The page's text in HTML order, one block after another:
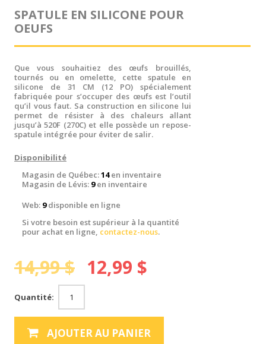
SPATULE EN SILICONE POUR
OEUFS
Que vous souhaitiez des œufs brouillés,
tournés ou en omelette, cette spatule en
silicone de 31 CM (12 PO) spécialement
fabriquée pour s’occuper des œufs est l’outil
qu’il vous faut. Sa construction en silicone lui
permet de résister à des chaleurs allant
jusqu’à 520F (270C) et elle possède un repose-
spatule intégrée pour éviter de salir.
Disponibilité
Magasin de Québec:14en inventaire
Magasin de Lévis: 9en inventaire
Web: 9disponible en ligne
Si votre besoin est supérieur à la quantité
pour achat en ligne, contactez-nous.
14,99 $ 12,99 $
Quantité:
AJOUTER AU PANIER